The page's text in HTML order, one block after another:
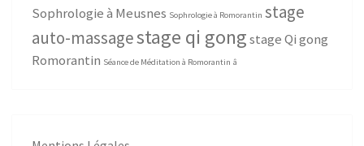
Sophrologie à Meusnes Sophrologie à Romorantin stage
auto-massagestage qi gongstage Qi gong
Romorantin Séance de Méditation à Romorantin â